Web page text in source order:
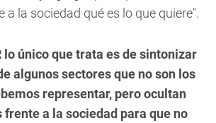
a la sociedad qué es lo que quiere".
lo único que trata es de sintonizar
algunos sectores que no son los
representar, pero ocultan
a la sociedad para que no